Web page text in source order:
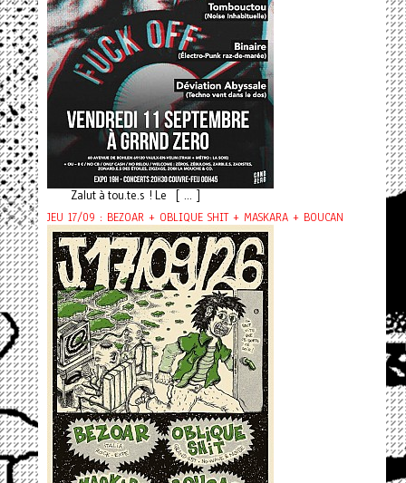
Zalut à tou.te.s ! Le [ ... ]
JEU 17/09 : BEZOAR + OBLIQUE SHIT + MASKARA + BOUCAN